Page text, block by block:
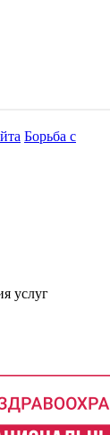
Борьба с
услуг